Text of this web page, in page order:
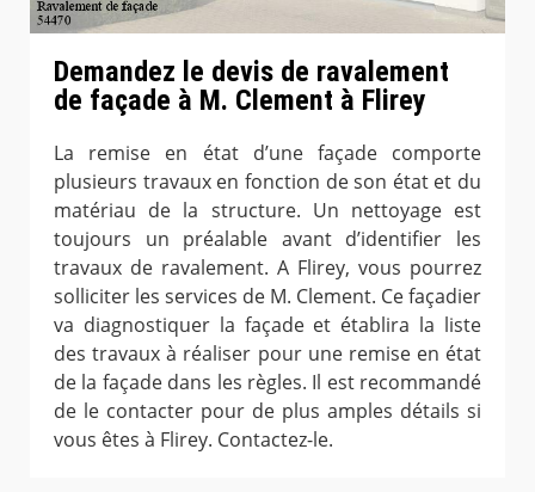
Demandez le devis de ravalement
de façade à M. Clement à Flirey
La remise en état d’une façade comporte
plusieurs travaux en fonction de son état et du
matériau de la structure. Un nettoyage est
toujours un préalable avant d’identifier les
travaux de ravalement. A Flirey, vous pourrez
solliciter les services de M. Clement. Ce façadier
va diagnostiquer la façade et établira la liste
des travaux à réaliser pour une remise en état
de la façade dans les règles. Il est recommandé
de le contacter pour de plus amples détails si
vous êtes à Flirey. Contactez-le.